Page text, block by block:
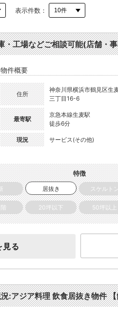
表示件数：
工場などご相談可能(店舗・
物件概要
住所
神奈川県横浜市鶴見区生
三丁目16-6
最寄駅
京急本線生麦駅
徒歩6分
現況 サービス(その他)
特徴
居抜き スケルトン
20坪以下 50坪以上
見る
:アジア料理 飲食居抜き物件